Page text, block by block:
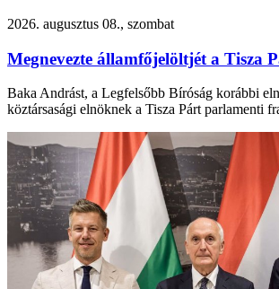
2026. augusztus 08., szombat
Megnevezte államfőjelöltjét a Tisza
Baka Andrást, a Legfelsőbb Bíróság korábbi
köztársasági elnöknek a Tisza Párt parlamenti